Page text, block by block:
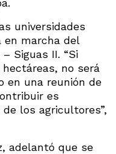
universidades
en marcha del
Siguas II. “Si
no será
en una reunión de
es
los agricultores”,
adelantó que se